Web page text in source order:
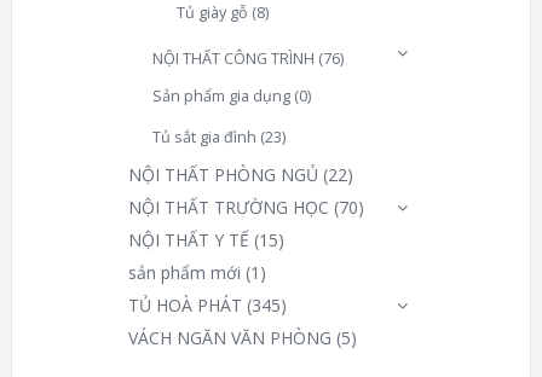
Tủ giày gỗ (8)
NỘI THẤT CÔNG TRÌNH (76)
Sản phẩm gia dụng (0)
Tủ sắt gia đình (23)
NỘI THẤT PHÒNG NGỦ (22)
NỘI THẤT TRƯỜNG HỌC (70)
NỘI THẤT Y TẾ (15)
sản phẩm mới (1)
TỦ HOÀ PHÁT (345)
VÁCH NGĂN VĂN PHÒNG (5)